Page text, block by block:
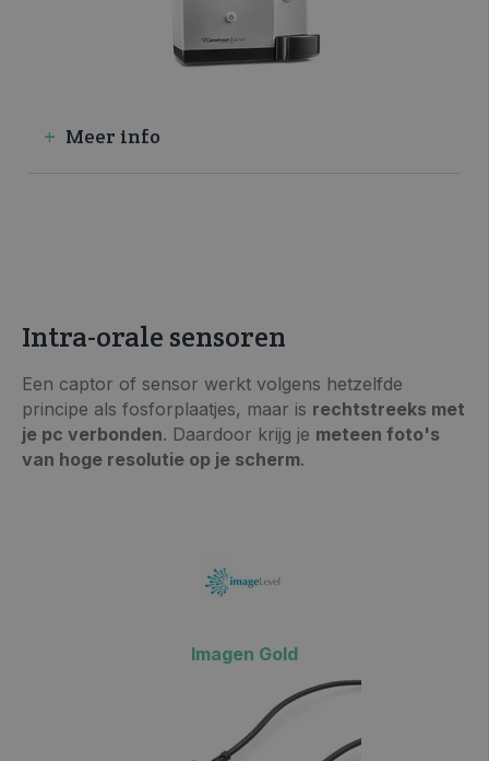
Meer info
>> VRAAG INFO / OFFERTE
Intra-orale sensoren
Een captor of sensor werkt volgens hetzelfde
principe als fosforplaatjes, maar is rechtstreeks met
je pc verbonden. Daardoor krijg je meteen foto's
van hoge resolutie op je scherm.
Imagen Gold